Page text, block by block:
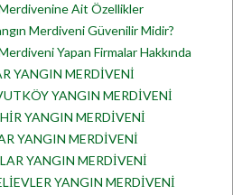
Ait Özellikler
Merdiveni Güvenilir Midir?
Yapan Firmalar Hakkında
YANGIN MERDİVENİ
YANGIN MERDİVENİ
YANGIN MERDİVENİ
YANGIN MERDİVENİ
YANGIN MERDİVENİ
YANGIN MERDİVENİ